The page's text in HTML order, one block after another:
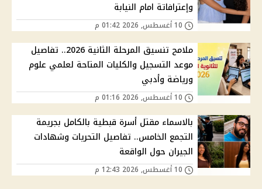
وإعترافاتة امام النيابة
ملامح تنسيق المرحلة الثانية 2026.. تفاصيل
موعد التسجيل والكليات المتاحة لعلمي علوم
ورياضة وأدبي
بالاسماء مقتل أسرة قبطية بالكامل بجريمة
التجمع الخامس.. تفاصيل التحريات وشهادات
الجيران حول الواقعة